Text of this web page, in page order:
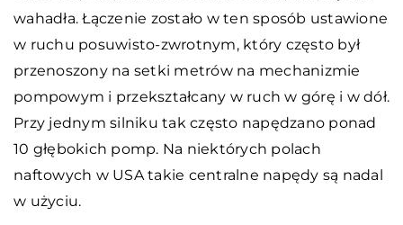
wahadła. Łączenie zostało w ten sposób ustawione
w ruchu posuwisto-zwrotnym, który często był
przenoszony na setki metrów na mechanizmie
pompowym i przekształcany w ruch w górę i w dół.
Przy jednym silniku tak często napędzano ponad
10 głębokich pomp. Na niektórych polach
naftowych w USA takie centralne napędy są nadal
w użyciu.